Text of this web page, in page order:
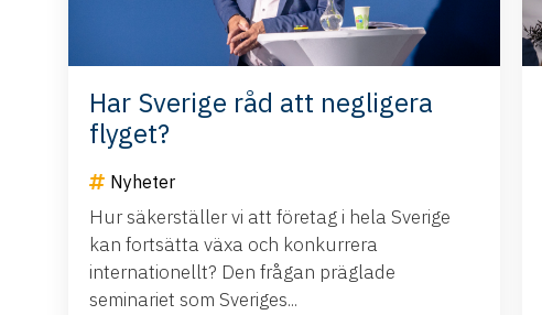
Har Sverige råd att negligera
flyget?
Nyheter
Hur säkerställer vi att företag i hela Sverige
kan fortsätta växa och konkurrera
internationellt? Den frågan präglade
seminariet som Sveriges...